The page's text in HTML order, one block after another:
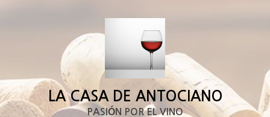
LA CASA DE ANTOCIANO
PASIÓN POR EL VINO